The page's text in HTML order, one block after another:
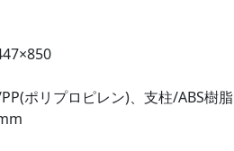
ポリプロピレン)、支柱/ABS樹脂